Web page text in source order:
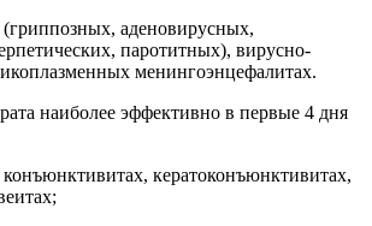
аденовирусных,
паротитных), вирусно-
менингоэнцефалитах.
наиболее эффективно в первые 4 дня
кератоконъюнктивитах,